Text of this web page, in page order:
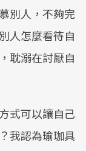
別人，不夠完
人怎麼看待自
耽溺在討厭自
式可以讓自己
我認為瑜珈具